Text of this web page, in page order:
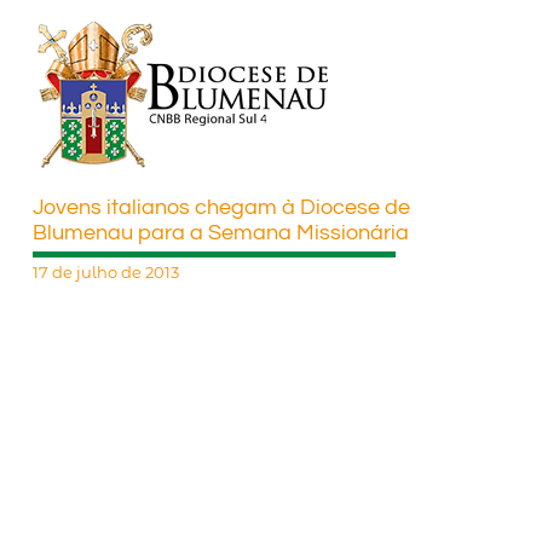
Jovens italianos chegam à Diocese de
Blumenau para a Semana Missionária
17 de julho de 2013